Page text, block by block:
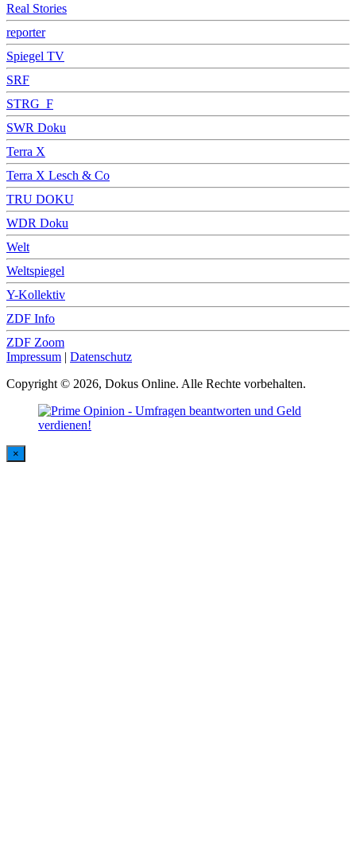
Real Stories
reporter
Spiegel TV
SRF
STRG_F
SWR Doku
Terra X
Terra X Lesch & Co
TRU DOKU
WDR Doku
Welt
Weltspiegel
Y-Kollektiv
ZDF Info
ZDF Zoom
Impressum | Datenschutz
Copyright © 2026, Dokus Online. Alle Rechte vorbehalten.
×